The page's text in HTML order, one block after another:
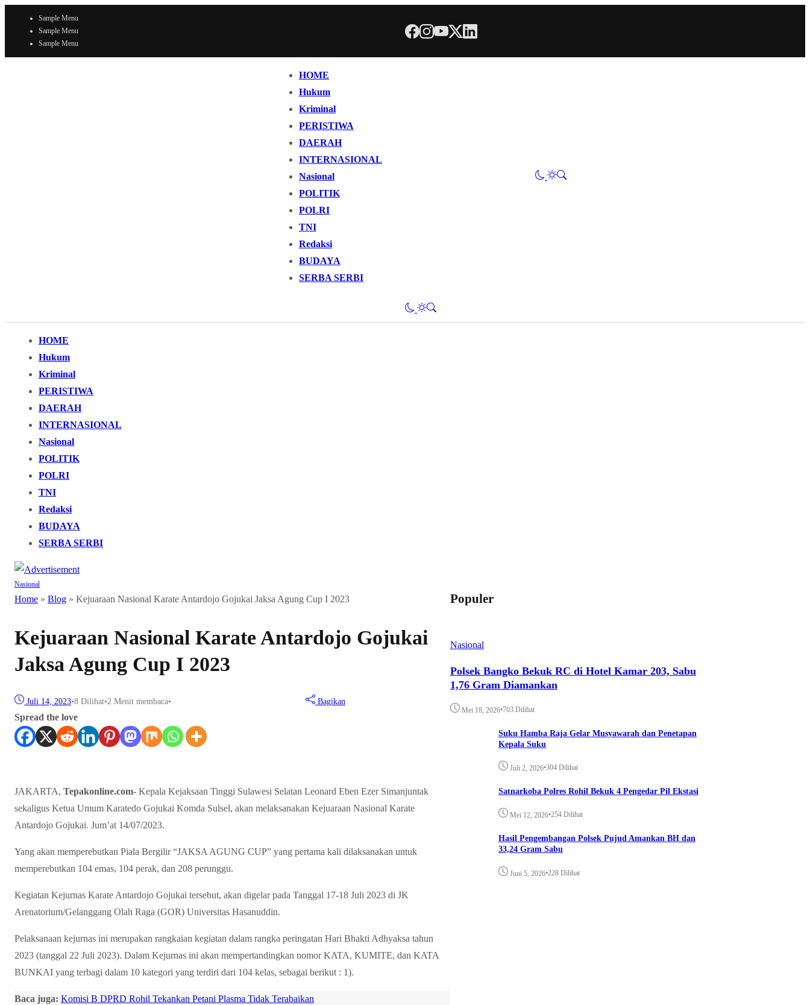
Sample Menu
Sample Menu
Sample Menu
HOME
Hukum
Kriminal
PERISTIWA
DAERAH
INTERNASIONAL
Nasional
POLITIK
POLRI
TNI
Redaksi
BUDAYA
SERBA SERBI
HOME
Hukum
Kriminal
PERISTIWA
DAERAH
INTERNASIONAL
Nasional
POLITIK
POLRI
TNI
Redaksi
BUDAYA
SERBA SERBI
Nasional
Home » Blog » Kejuaraan Nasional Karate Antardojo Gojukai Jaksa Agung Cup I 2023
Kejuaraan Nasional Karate Antardojo Gojukai
Jaksa Agung Cup I 2023
Juli 14, 2023•8 Dilihat•2 Menit membaca• Bagikan
Spread the love
JAKARTA, Tepakonline.com- Kepala Kejaksaan Tinggi Sulawesi Selatan Leonard Eben Ezer Simanjuntak
sekaligus Ketua Umum Karatedo Gojukai Komda Sulsel, akan melaksanakan Kejuaraan Nasional Karate
Antardojo Gojukai. Jum’at 14/07/2023.
Yang akan memperebutkan Piala Bergilir “JAKSA AGUNG CUP” yang pertama kali dilaksanakan untuk
memperebutkan 104 emas, 104 perak, dan 208 perunggu.
Kegiatan Kejurnas Karate Antardojo Gojukai tersebut, akan digelar pada Tanggal 17-18 Juli 2023 di JK
Arenatorium/Gelanggang Olah Raga (GOR) Universitas Hasanuddin.
Pelaksanaan kejurnas ini merupakan rangkaian kegiatan dalam rangka peringatan Hari Bhakti Adhyaksa tahun
2023 (tanggal 22 Juli 2023). Dalam Kejurnas ini akan mempertandingkan nomor KATA, KUMITE, dan KATA
BUNKAI yang terbagi dalam 10 kategori yang terdiri dari 104 kelas, sebagai berikut : 1).
Baca juga: Komisi B DPRD Rohil Tekankan Petani Plasma Tidak Terabaikan
Populer
Nasional
Polsek Bangko Bekuk RC di Hotel Kamar 203, Sabu
1,76 Gram Diamankan
Mei 18, 2026•703 Dilihat
Suku Hamba Raja Gelar Musyawarah dan Penetapan
Kepala Suku
Juli 2, 2026•304 Dilihat
Satnarkoba Polres Rohil Bekuk 4 Pengedar Pil Ekstasi
Mei 12, 2026•254 Dilihat
Hasil Pengembangan Polsek Pujud Amankan BH dan
33,24 Gram Sabu
Juni 5, 2026•228 Dilihat